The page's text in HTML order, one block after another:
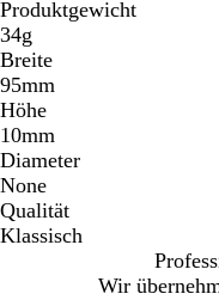
Produktgewicht
34g
Breite
95mm
Höhe
10mm
Diameter
None
Qualität
Klassisch
Wir